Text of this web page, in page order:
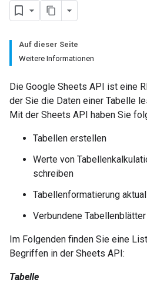
Auf dieser Seite
Weitere Informationen
Die Google Sheets API ist eine
der Sie die Daten einer Tabelle
Mit der Sheets API haben Sie
Tabellen erstellen
Werte von
schreiben
Tabellenformatierung
Verbundene
Im Folgenden finden Sie eine
Begriffen in der Sheets API:
Tabelle